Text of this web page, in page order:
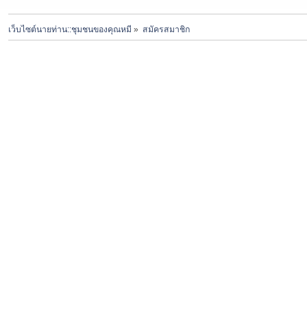
เว็บไซต์นายท่าน::ชุมชนของคุณหมี » สมัครสมาชิก